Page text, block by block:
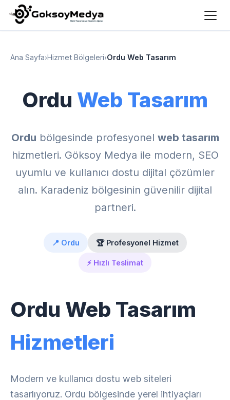
Ana Sayfa›Hizmet Bölgeleri›Ordu Web Tasarım
Ordu Web Tasarım
Ordu bölgesinde profesyonel web tasarım
hizmetleri. Göksoy Medya ile modern, SEO
uyumlu ve kullanıcı dostu dijital çözümler
alın. Karadeniz bölgesinin güvenilir dijital
partneri.
📍 Ordu 🏆 Profesyonel Hizmet
⚡ Hızlı Teslimat
Ordu Web Tasarım
Hizmetleri
Modern ve kullanıcı dostu web siteleri
tasarlıyoruz. Ordu bölgesinde yerel ihtiyaçları